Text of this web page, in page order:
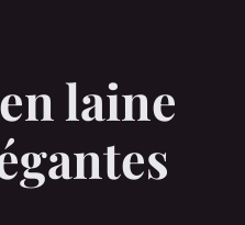
laine